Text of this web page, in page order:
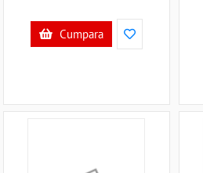
Cumpara